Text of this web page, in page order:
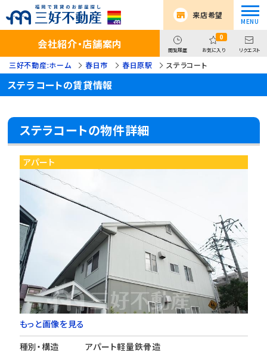
来店希望
会社紹介・店舗案内 閲覧履歴
0
お気に入り リクエスト
三好不動産:ホーム 春日市 春日原駅 ステラコート
ステラコートの賃貸情報
ステラコートの物件詳細
アパート
もっと画像を見る
種別・構造
アパート軽量鉄骨造